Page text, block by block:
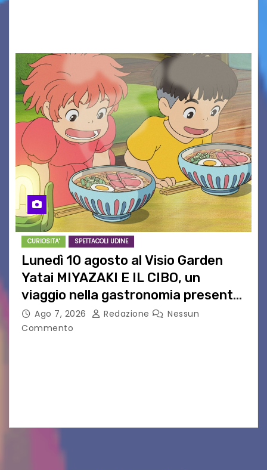
CURIOSITA' SPETTACOLI UDINE
Lunedì 10 agosto al Visio Garden
Yatai MIYAZAKI E IL CIBO, un
viaggio nella gastronomia presente
nei film di Hayao Miyazaki!
Ago 7, 2026 Redazione
Nessun
Commento